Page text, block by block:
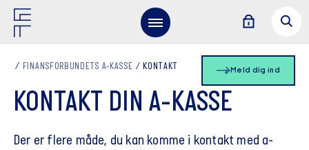
Meld dig ind
FINANSFORBUNDETS A-KASSE KONTAKT
KONTAKT DIN A-KASSE
Der er flere måde, du kan komme i kontakt med a-